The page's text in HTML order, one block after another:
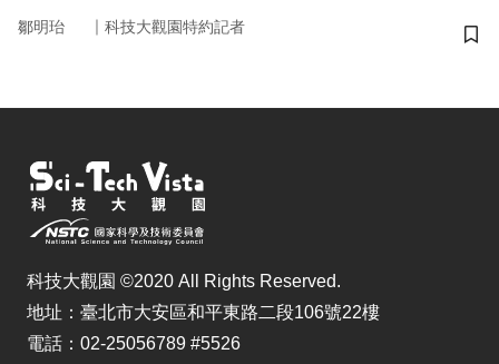
鄒明珆 ｜ 科技大觀園特約記者
儲
科技大觀園 ©2020 All Rights Reserved.
地址：臺北市大安區和平東路二段106號22樓
電話：02-25056789 #5526